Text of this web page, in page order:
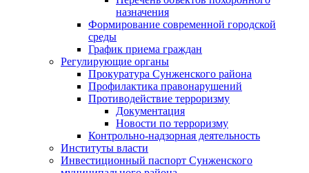
назначения
Формирование современной городской
среды
График приема граждан
Регулирующие органы
Прокуратура Сунженского района
Профилактика правонарушений
Противодействие терроризму
Документация
Новости по терроризму
Контрольно-надзорная деятельность
Институты власти
Инвестиционный паспорт Сунженского